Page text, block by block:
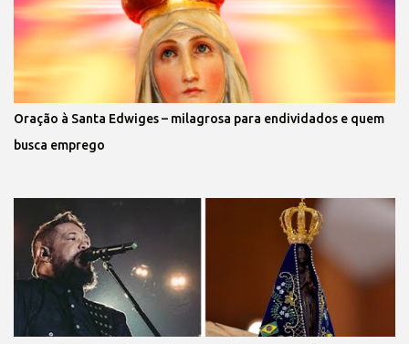
Oração à Santa Edwiges – milagrosa para endividados e quem
busca emprego